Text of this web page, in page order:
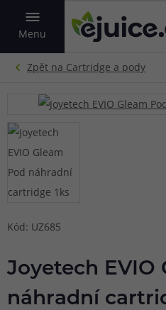
Menu
VYHLEDAT
Kód: UZ685
Joyetech EVIO
náhradní